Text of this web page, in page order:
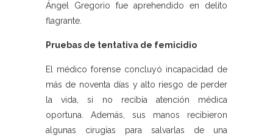
Ángel Gregorio fue aprehendido en delito
flagrante.
Pruebas de tentativa de femicidio
El médico forense concluyó incapacidad de
más de noventa días y alto riesgo de perder
la vida, si no recibía atención médica
oportuna. Además, sus manos recibieron
algunas cirugías para salvarlas de una